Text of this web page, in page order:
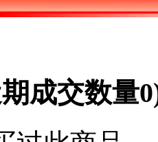
成交数量0